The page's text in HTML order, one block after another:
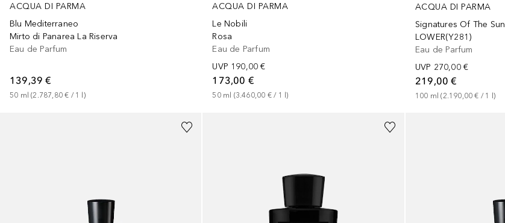
ACQUA DI PARMA
Blu Mediterraneo
Mirto di Panarea La Riserva
Eau de Parfum
139,39 €
50 ml (2.787,80 € / 1 )
ACQUA DI PARMA
Le Nobili
Rosa
Eau de Parfum
UVP 190,00 €
173,00 €
50 ml (3.460,00 € / 1 l)
ACQUA DI PARMA
Signatures Of The Sun
LOWER(Y281)
Eau de Parfum
UVP 270,00 €
219,00 €
100 ml (2.190,00 € / 1 l)
1Größe 1Größe